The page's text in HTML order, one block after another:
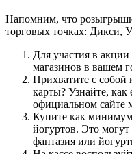
Напомним, что
торговых точках: Дикси,
Для участия в
магазинов в вашем
Прихватите с собой
карты? Узнайте, как
официальном сайте
Купите как
йогуртов. Это
фантазия или